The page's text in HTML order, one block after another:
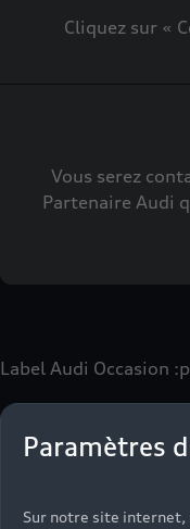
Cliquez sur «
Vous serez
Partenaire Audi
Label Audi Occasion
Le label Audi
véhicules neufs :
Paramètres
Sur notre site internet,